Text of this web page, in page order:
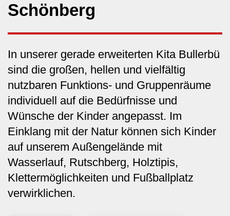
Schönberg
In unserer gerade erweiterten Kita Bullerbü
sind die großen, hellen und vielfältig
nutzbaren Funktions- und Gruppenräume
individuell auf die Bedürfnisse und
Wünsche der Kinder angepasst. Im
Einklang mit der Natur können sich Kinder
auf unserem Außengelände mit
Wasserlauf, Rutschberg, Holztipis,
Klettermöglichkeiten und Fußballplatz
verwirklichen.